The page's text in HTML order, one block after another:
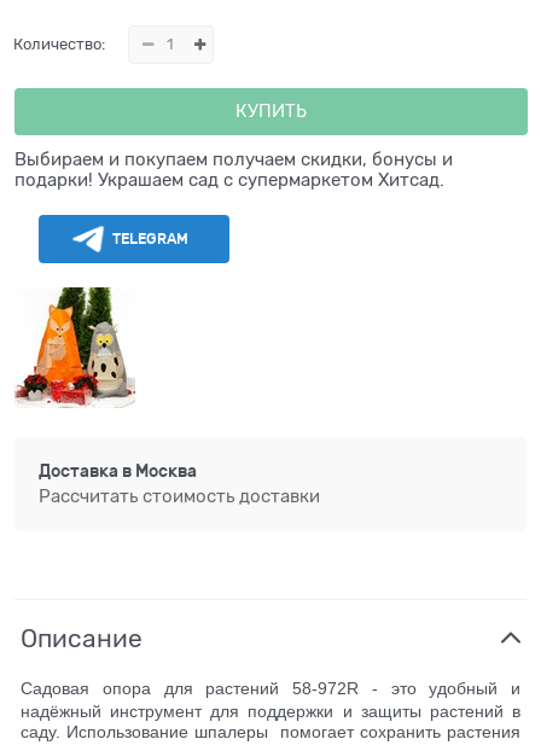
Количество:
КУПИТЬ
Выбираем и покупаем получаем скидки, бонусы и
подарки! Украшаем сад с супермаркетом Хитсад.
TELEGRAM
Доставка в Москва
Рассчитать стоимость доставки
Описание
Садовая опора для растений 58-972R - это удобный и
надёжный инструмент для поддержки и защиты растений в
саду. Использование шпалеры помогает сохранить растения